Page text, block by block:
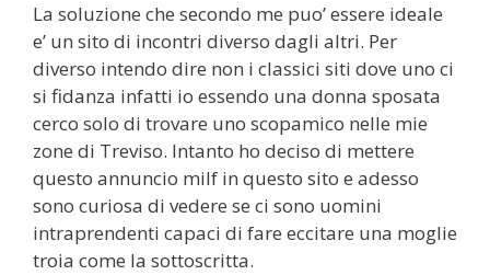
La soluzione che secondo me puo’ essere ideale
e’ un sito di incontri diverso dagli altri. Per
diverso intendo dire non i classici siti dove uno ci
si fidanza infatti io essendo una donna sposata
cerco solo di trovare uno scopamico nelle mie
zone di Treviso. Intanto ho deciso di mettere
questo annuncio milf in questo sito e adesso
sono curiosa di vedere se ci sono uomini
intraprendenti capaci di fare eccitare una moglie
troia come la sottoscritta.